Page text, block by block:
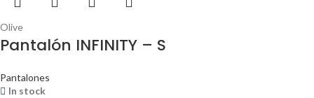
Olive
Pantalón INFINITY – S
Pantalones
In stock